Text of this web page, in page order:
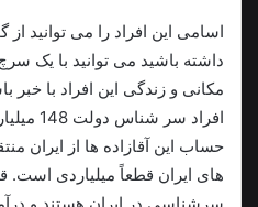
اسامی این افراد را می توانید از
داشته باشید می توانید با یک
مکانی و زندگی این افراد با خبر
افراد
حساب این آقازاده ها از ایران
های ایران قطعاً میلیاردی است.